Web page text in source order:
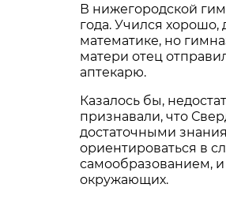
В нижегородской
года. Учился
математике, но
матери отец
аптекарю.
Казалось бы,
признавали, что
достаточными
ориентироваться в
самообразованием,
окружающих.